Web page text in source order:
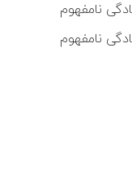
نامفهوم
نامفهوم